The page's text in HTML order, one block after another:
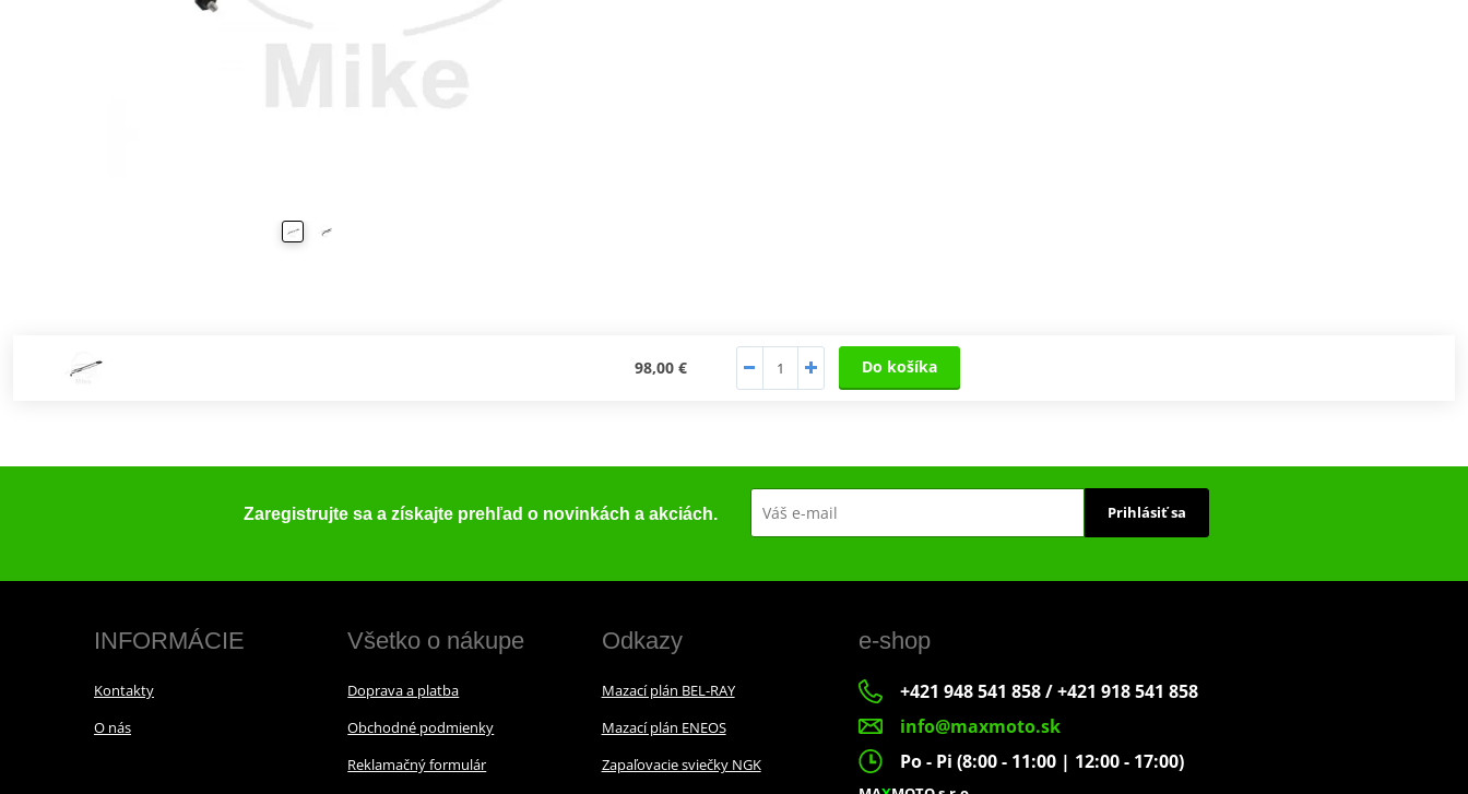
98,00 € Do košíka
Zaregistrujte sa a získajte prehľad o novinkách a akciách. Prihlásiť sa
INFORMÁCIE
Kontakty
O nás
Všetko o nákupe
Doprava a platba
Obchodné podmienky
Reklamačný formulár
Odkazy
Mazací plán BEL-RAY
Mazací plán ENEOS
Zapaľovacie sviečky NGK
e-shop
+421 948 541 858 / +421 918 541 858
info@maxmoto.sk
Po - Pi (8:00 - 11:00 | 12:00 - 17:00)